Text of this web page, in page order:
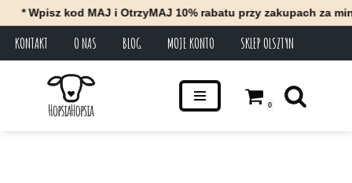
kod MAJ i OtrzyMAJ 10% rabatu przy zakupach za minimum
KONTAKT O NAS BLOG MOJE KONTO SKLEP OLSZTYN
0